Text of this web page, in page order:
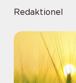
Redaktionel